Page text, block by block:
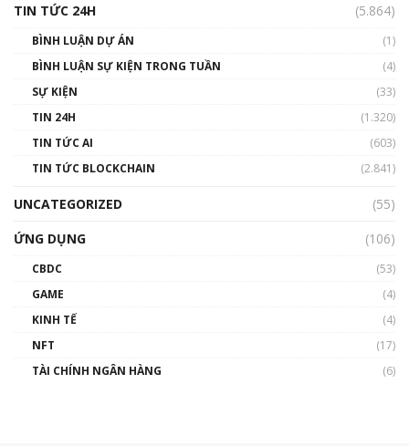
TIN TỨC 24H
(5.864)
BÌNH LUẬN DỰ ÁN
(1)
BÌNH LUẬN SỰ KIỆN TRONG TUẦN
(4)
SỰ KIỆN
(33)
TIN 24H
(1.320)
TIN TỨC AI
(603)
TIN TỨC BLOCKCHAIN
(2.841)
UNCATEGORIZED
(55)
ỨNG DỤNG
(106)
CBDC
(53)
GAME
(4)
KINH TẾ
(4)
NFT
(17)
TÀI CHÍNH NGÂN HÀNG
(6)